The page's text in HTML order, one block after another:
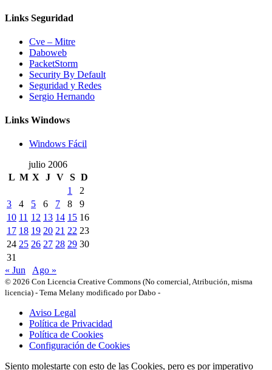
Links Seguridad
Cve – Mitre
Daboweb
PacketStorm
Security By Default
Seguridad y Redes
Sergio Hernando
Links Windows
Windows Fácil
julio 2006
L M X J V S D
1
2
3
4 5 6 7 8
9
10 11 12 13 14 15 16
17 18 19 20 21 22 23
24 25 26 27 28 29 30
31
« Jun
Ago »
© 2026 Con Licencia Creative Commons (No comercial, Atribución, misma
licencia) - Tema Melany modificado por Dabo -
Aviso Legal
Política de Privacidad
Política de Cookies
Configuración de Cookies
Siento molestarte con esto de las Cookies, pero es por imperativo